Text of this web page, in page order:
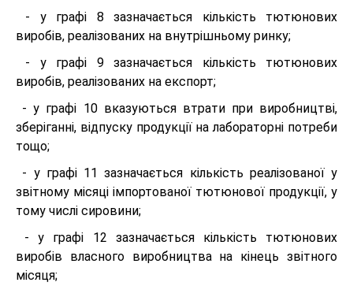
- у графі 8 зазначається кількість тютюнових
виробів, реалізованих на внутрішньому ринку;
- у графі 9 зазначається кількість тютюнових
виробів, реалізованих на експорт;
- у графі 10 вказуються втрати при виробництві,
зберіганні, відпуску продукції на лабораторні потреби
тощо;
- у графі 11 зазначається кількість реалізованої у
звітному місяці імпортованої тютюнової продукції, у
тому числі сировини;
- у графі 12 зазначається кількість тютюнових
виробів власного виробництва на кінець звітного
місяця;